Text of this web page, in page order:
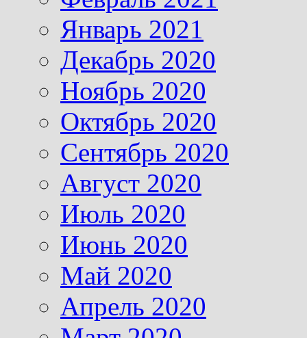
Январь 2021
Декабрь 2020
Ноябрь 2020
Октябрь 2020
Сентябрь 2020
Август 2020
Июль 2020
Июнь 2020
Май 2020
Апрель 2020